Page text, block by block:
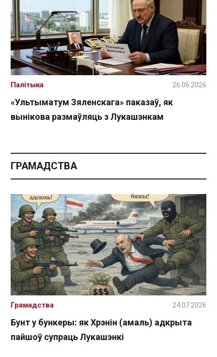
«Ультыматум Зяленскага» паказаў, як
вынікова размаўляць з Лукашэнкам
Палітыка 26.06.2026
ГРАМАДСТВА
Бунт у бункеры: як Хрэнін (амаль) адкрыта
пайшоў супраць Лукашэнкі
Грамадства 24.07.2026